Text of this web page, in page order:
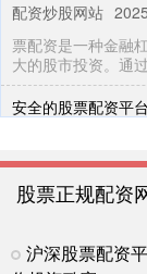
配资炒股网站
票配资是一种金融
大的股市投资。通
安全的股票配资平
在股票投资市场中
收益。然而，选择
股票正规配资网
股票正规配资
沪深股票配资